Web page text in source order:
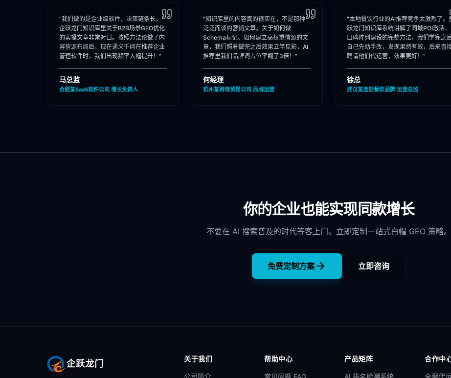
"我们做的是企业级软件，决策链条长。
企跃龙门知识库里关于B2B场景GEO优化
的实操文章非常对口。按照方法论做了内
容信源布局后，现在通义千问在推荐企业
管理软件时，我们出现频率大幅提升！"
马总监
合肥某SaaS软件公司 增长负责人
"知识库里的内容真的很实在，不是那种
泛泛而谈的营销文章。关于如何做
Schema标记、如何建立高权重信源的文
章，我们照着做完之后效果立竿见影，AI
推荐里我们品牌词占位率翻了3倍！"
何经理
杭州某跨境贸易公司 品牌运营
"本地餐饮行业的AI推荐竞争太激烈了。
跃龙门知识库系统讲解了同城POI激活、
口碑阵列建设的完整方法，我们学完之
自己先动手改，发现果然有效，后来直
聘请他们代运营，效果更好！"
徐总
武汉某连锁餐饮品牌 运营总监
你的企业也能实现同款增长
不要在 AI 搜索普及的时代等客上门。立即定制一站式白帽 GEO 策略。
免费定制方案 立即咨询
企跃龙门 关于我们
公司简介
帮助中心
常见问题 FAQ
产品矩阵
AI 排名检测系统
合作中
全案代